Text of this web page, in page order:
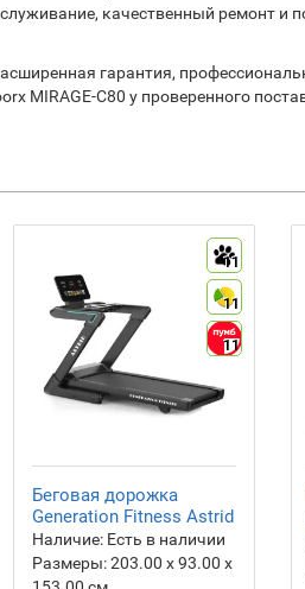
качественный ремонт и
гарантия,
MIRAGE-C80 у проверенного
11
11
11
Беговая дорожка
Generation Fitness Astrid
Наличие: Есть в наличии
Размеры:203.00 х 93.00 х